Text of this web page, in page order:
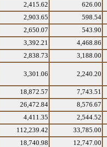
2,415.62 626.00
2,903.65 598.54
2,650.07 543.90
3,392.21 4,468.86
2,838.73 3,188.00
3,301.06 2,240.20
18,872.57 7,743.51
26,472.84 8,576.67
4,411.35 2,544.52
112,239.42 33,785.00
18,740.98 12,747.00